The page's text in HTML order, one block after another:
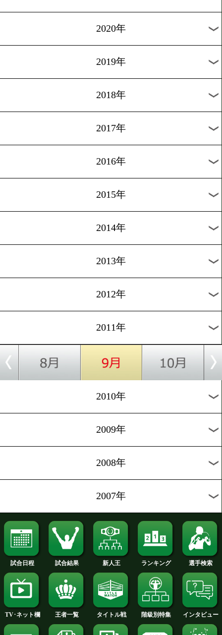
2023年
2021年
2020年
2018年
2016年
2015年
2014年
2013年
2011年
2010年
2009年